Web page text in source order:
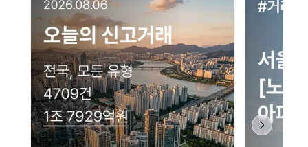
네이버 지도 연결 안내
현재 네이버 지도 연결이 원활하지 않아 지도를 불러올 수 없습니다.
이용에 불편을 드려 죄송합니다.